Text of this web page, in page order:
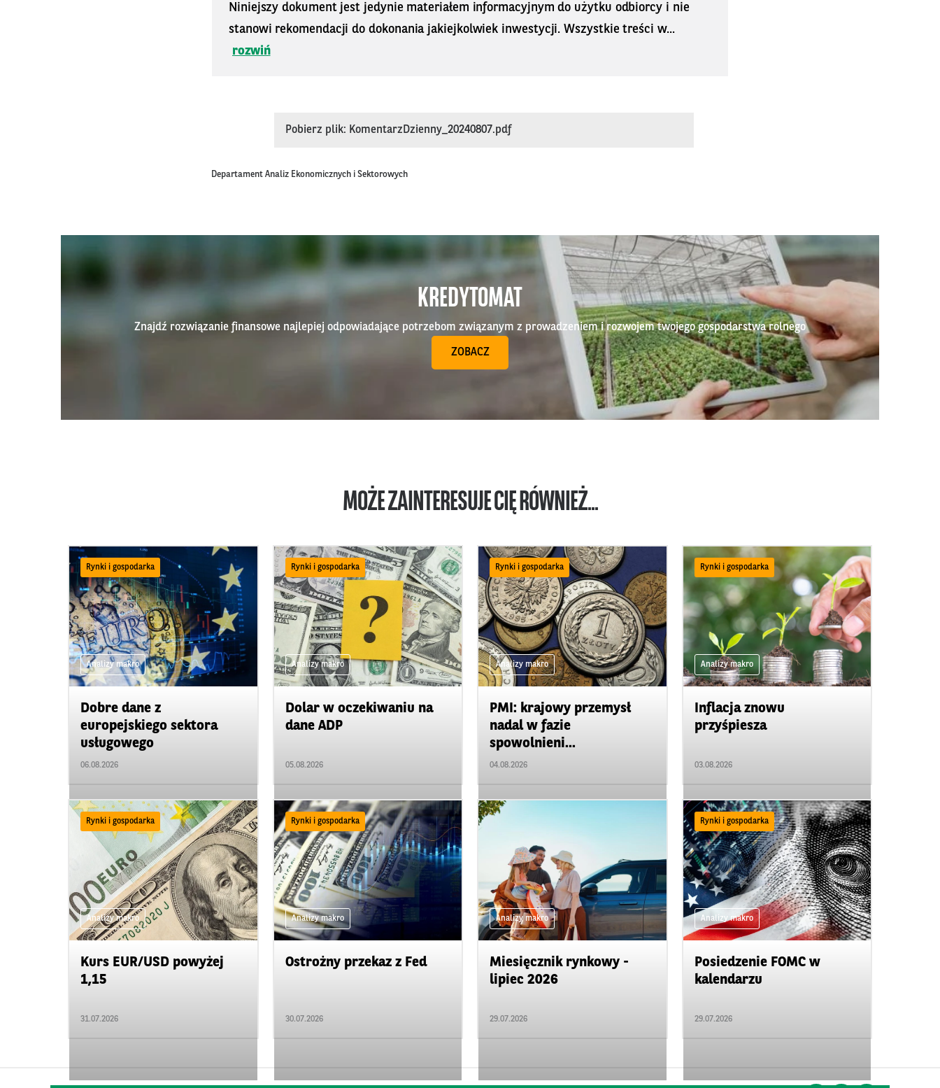
Niniejszy dokument jest jedynie materiałem informacyjnym do użytku odbiorcy i nie
stanowi rekomendacji do dokonania jakiejkolwiek inwestycji. Wszystkie treści w...
rozwiń
Pobierz plik: KomentarzDzienny_20240807.pdf
Departament Analiz Ekonomicznych i Sektorowych
KREDYTOMAT
Znajdź rozwiązanie finansowe najlepiej odpowiadające potrzebom związanym z prowadzeniem i rozwojem twojego gospodarstwa rolnego
ZOBACZ
MOŻE ZAINTERESUJE CIĘ RÓWNIEŻ...
Rynki i gospodarka
Analizy makro
Dobre dane z
europejskiego sektora
usługowego
06.08.2026
Rynki i gospodarka
Analizy makro
Dolar w oczekiwaniu na
dane ADP
05.08.2026
Rynki i gospodarka
Analizy makro
PMI: krajowy przemysł
nadal w fazie
spowolnieni...
04.08.2026
Rynki i gospodarka
Analizy makro
Inflacja znowu
przyśpiesza
03.08.2026
Rynki i gospodarka
Analizy makro
Kurs EUR/USD powyżej
1,15
31.07.2026
Rynki i gospodarka
Analizy makro
Ostrożny przekaz z Fed
30.07.2026
Analizy makro
Miesięcznik rynkowy -
lipiec 2026
29.07.2026
Rynki i gospodarka
Analizy makro
Posiedzenie FOMC w
kalendarzu
29.07.2026